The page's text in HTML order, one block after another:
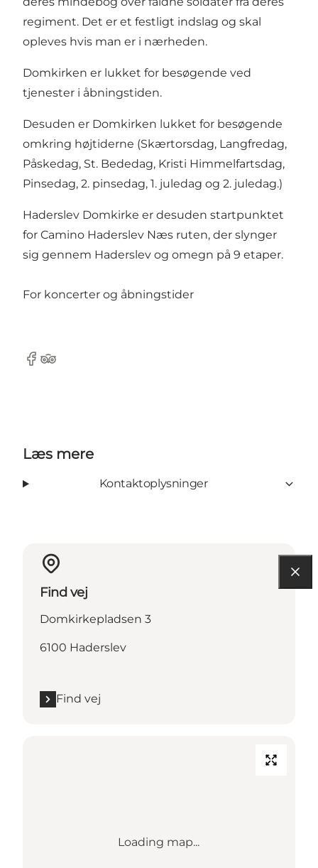
regiment. Det er et festligt indslag og skal
opleves hvis man er i nærheden.
Domkirken er lukket for besøgende ved
tjenester i åbningstiden.
Desuden er Domkirken lukket for besøgende
omkring højtiderne (Skærtorsdag, Langfredag,
Påskedag, St. Bededag, Kristi Himmelfartsdag,
Pinsedag, 2. pinsedag, 1. juledag og 2. juledag.)
Haderslev Domkirke er desuden startpunktet
for Camino Haderslev Næs ruten, der slynger
sig gennem Haderslev og omegn på 9 etaper.
For koncerter og åbningstider
Facebook
Tripadvisor
Læs mere
Kontaktoplysninger
Find vej
Domkirkepladsen 3
6100 Haderslev
Find vej
Loading map...